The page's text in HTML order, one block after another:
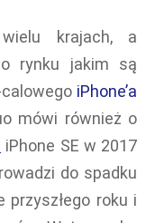
krajach, a
rynku jakim są
iPhone’a
mówi również o
iPhone SE w 2017
do spadku
przyszłego roku i